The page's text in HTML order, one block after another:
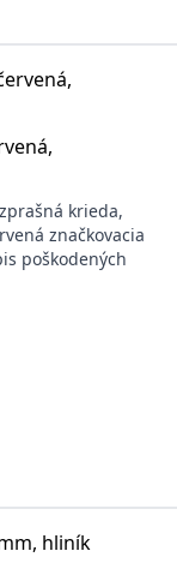
krieda,
značkovacia
poškodených